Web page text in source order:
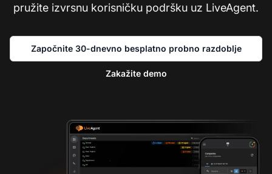
pružite izvrsnu korisničku podršku uz LiveAgent.
Započnite 30-dnevno besplatno probno razdoblje
Zakažite demo